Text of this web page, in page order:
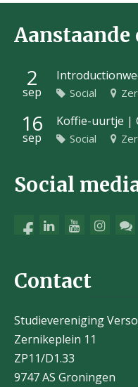
Aanstaande
2
sep Social
16
sep
Koffie-uurtje |
Social
Social
Contact
Studievereniging
Zernikeplein 11
ZP11/D1.33
9747 AS Groningen